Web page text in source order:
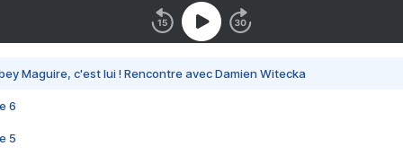
Maguire, c'est lui ! Rencontre avec Damien Witecka
6
5